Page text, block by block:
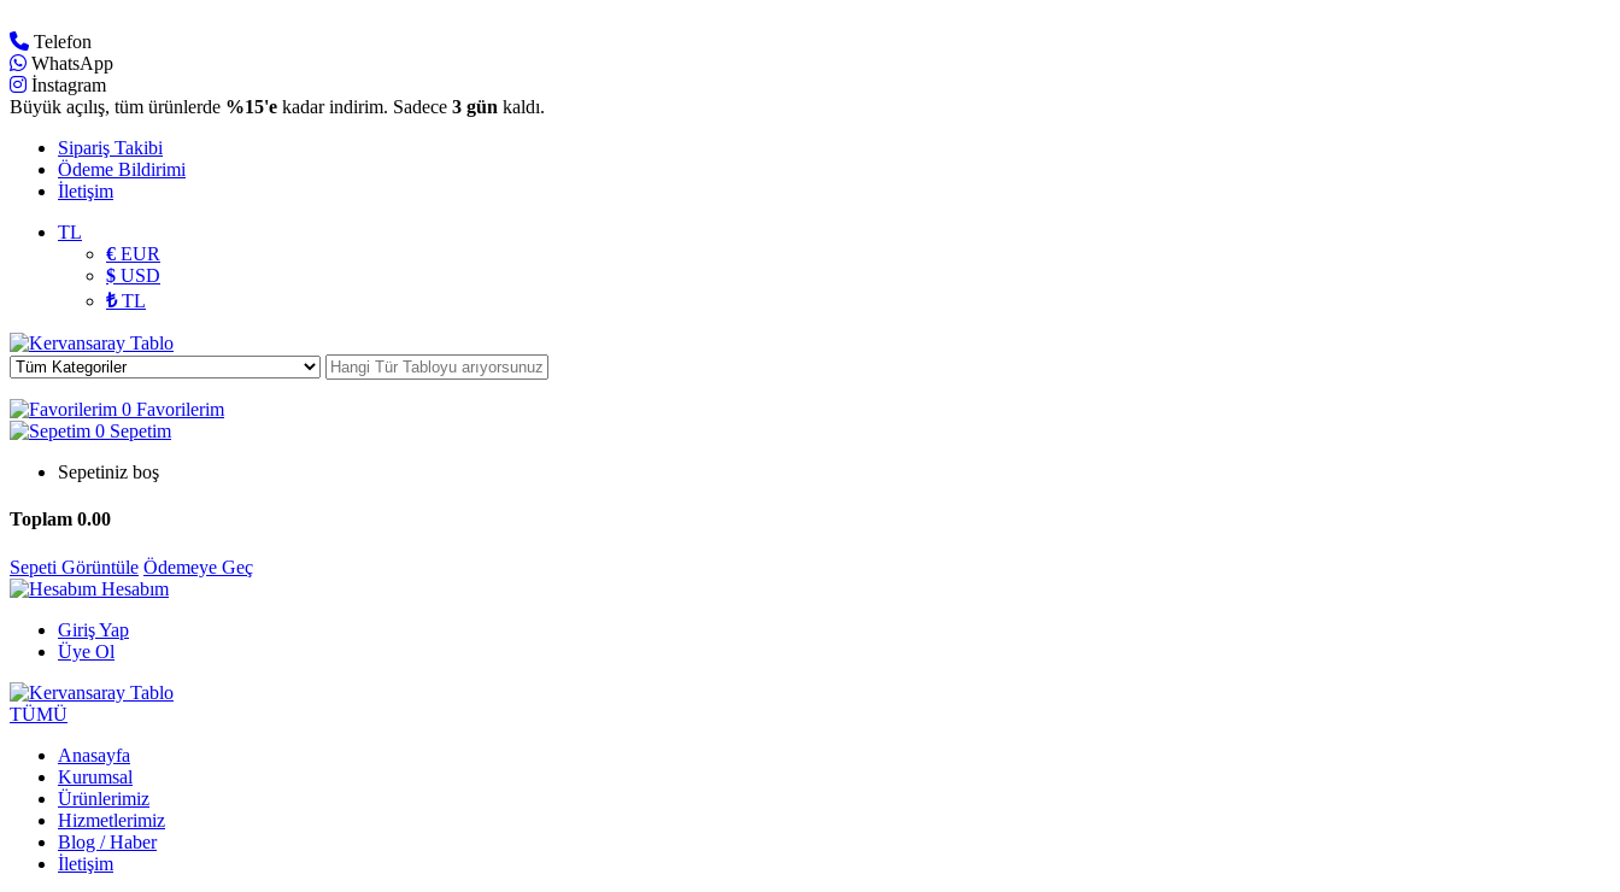
Telefon
WhatsApp
İnstagram
Büyük açılış, tüm ürünlerde %15'e kadar indirim. Sadece 3 gün kaldı.
Sipariş Takibi
Ödeme Bildirimi
İletişim
TL
€ EUR
$ USD
₺TL
0 Favorilerim
0 Sepetim
Sepetiniz boş
Toplam 0.00
Sepeti Görüntüle Ödemeye Geç
Hesabım
Giriş Yap
Üye Ol
TÜMÜ
Anasayfa
Kurumsal
Ürünlerimiz
Hizmetlerimiz
Blog / Haber
İletişim